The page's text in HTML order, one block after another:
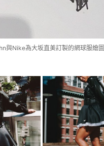
與Nike為大坂直美訂製的網球服繪圖